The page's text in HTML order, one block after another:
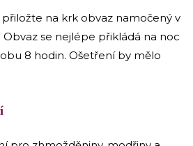
na krk obvaz namočený v
Obvaz se nejlépe přikládá na noc
8 hodin. Ošetření by mělo